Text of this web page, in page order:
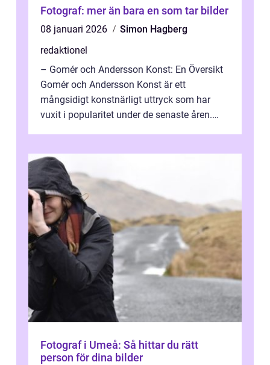
Fotograf: mer än bara en som tar bilder
08 januari 2026
Simon Hagberg
redaktionel
– Gomér och Andersson Konst: En Översikt
Gomér och Andersson Konst är ett
mångsidigt konstnärligt uttryck som har
vuxit i popularitet under de senaste åren.
Fotograf i Umeå: Så hittar du rätt
person för dina bilder